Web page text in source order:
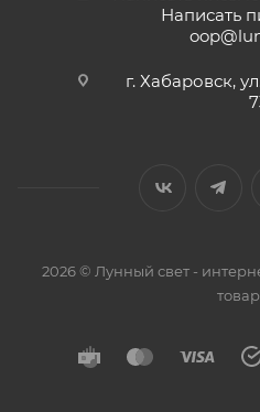
Написать
г. Хабаровск,
2026 © Лунный свет -